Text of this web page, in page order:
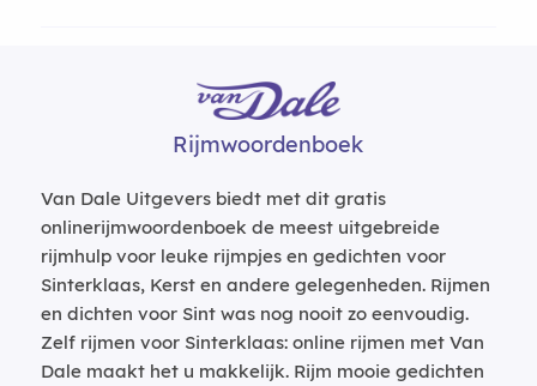
Rijmwoordenboek
Van Dale Uitgevers biedt met dit gratis
onlinerijmwoordenboek de meest uitgebreide
rijmhulp voor leuke rijmpjes en gedichten voor
Sinterklaas, Kerst en andere gelegenheden. Rijmen
en dichten voor Sint was nog nooit zo eenvoudig.
Zelf rijmen voor Sinterklaas: online rijmen met Van
Dale maakt het u makkelijk. Rijm mooie gedichten